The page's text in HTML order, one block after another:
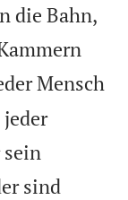
die Bahn,
Mensch
sind